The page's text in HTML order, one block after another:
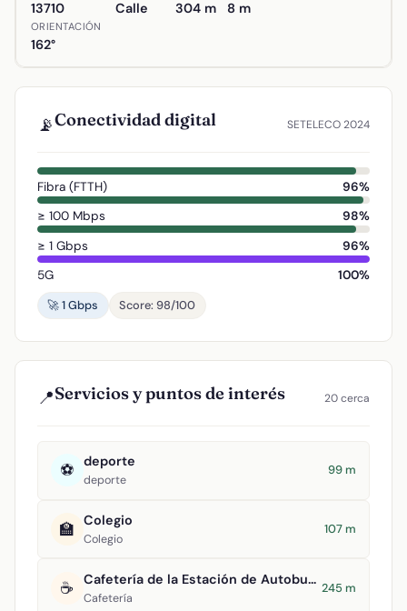
13710 Calle 304 m 8 m
ORIENTACIÓN
162°
📡Conectividad digital SETELECO 2024
Fibra (FTTH)
96%
≥ 100 Mbps
98%
≥ 1 Gbps
96%
5G
100%
🚀 1 Gbps
Score: 98/100
📍Servicios y puntos de interés 20 cerca
⚽ deporte
deporte
99 m
🏫 Colegio
Colegio
107 m
☕ Cafetería de la Estación de Autobuses
Cafetería
245 m